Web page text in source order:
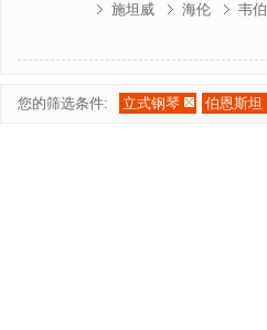
施坦威
海伦 韦伯
您的筛选条件: 立式钢琴 伯恩斯坦